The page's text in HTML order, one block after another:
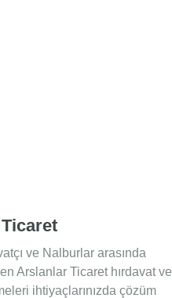
ve Nalburlar arasında
Arslanlar Ticaret hırdavat ve
ihtiyaçlarınızda çözüm